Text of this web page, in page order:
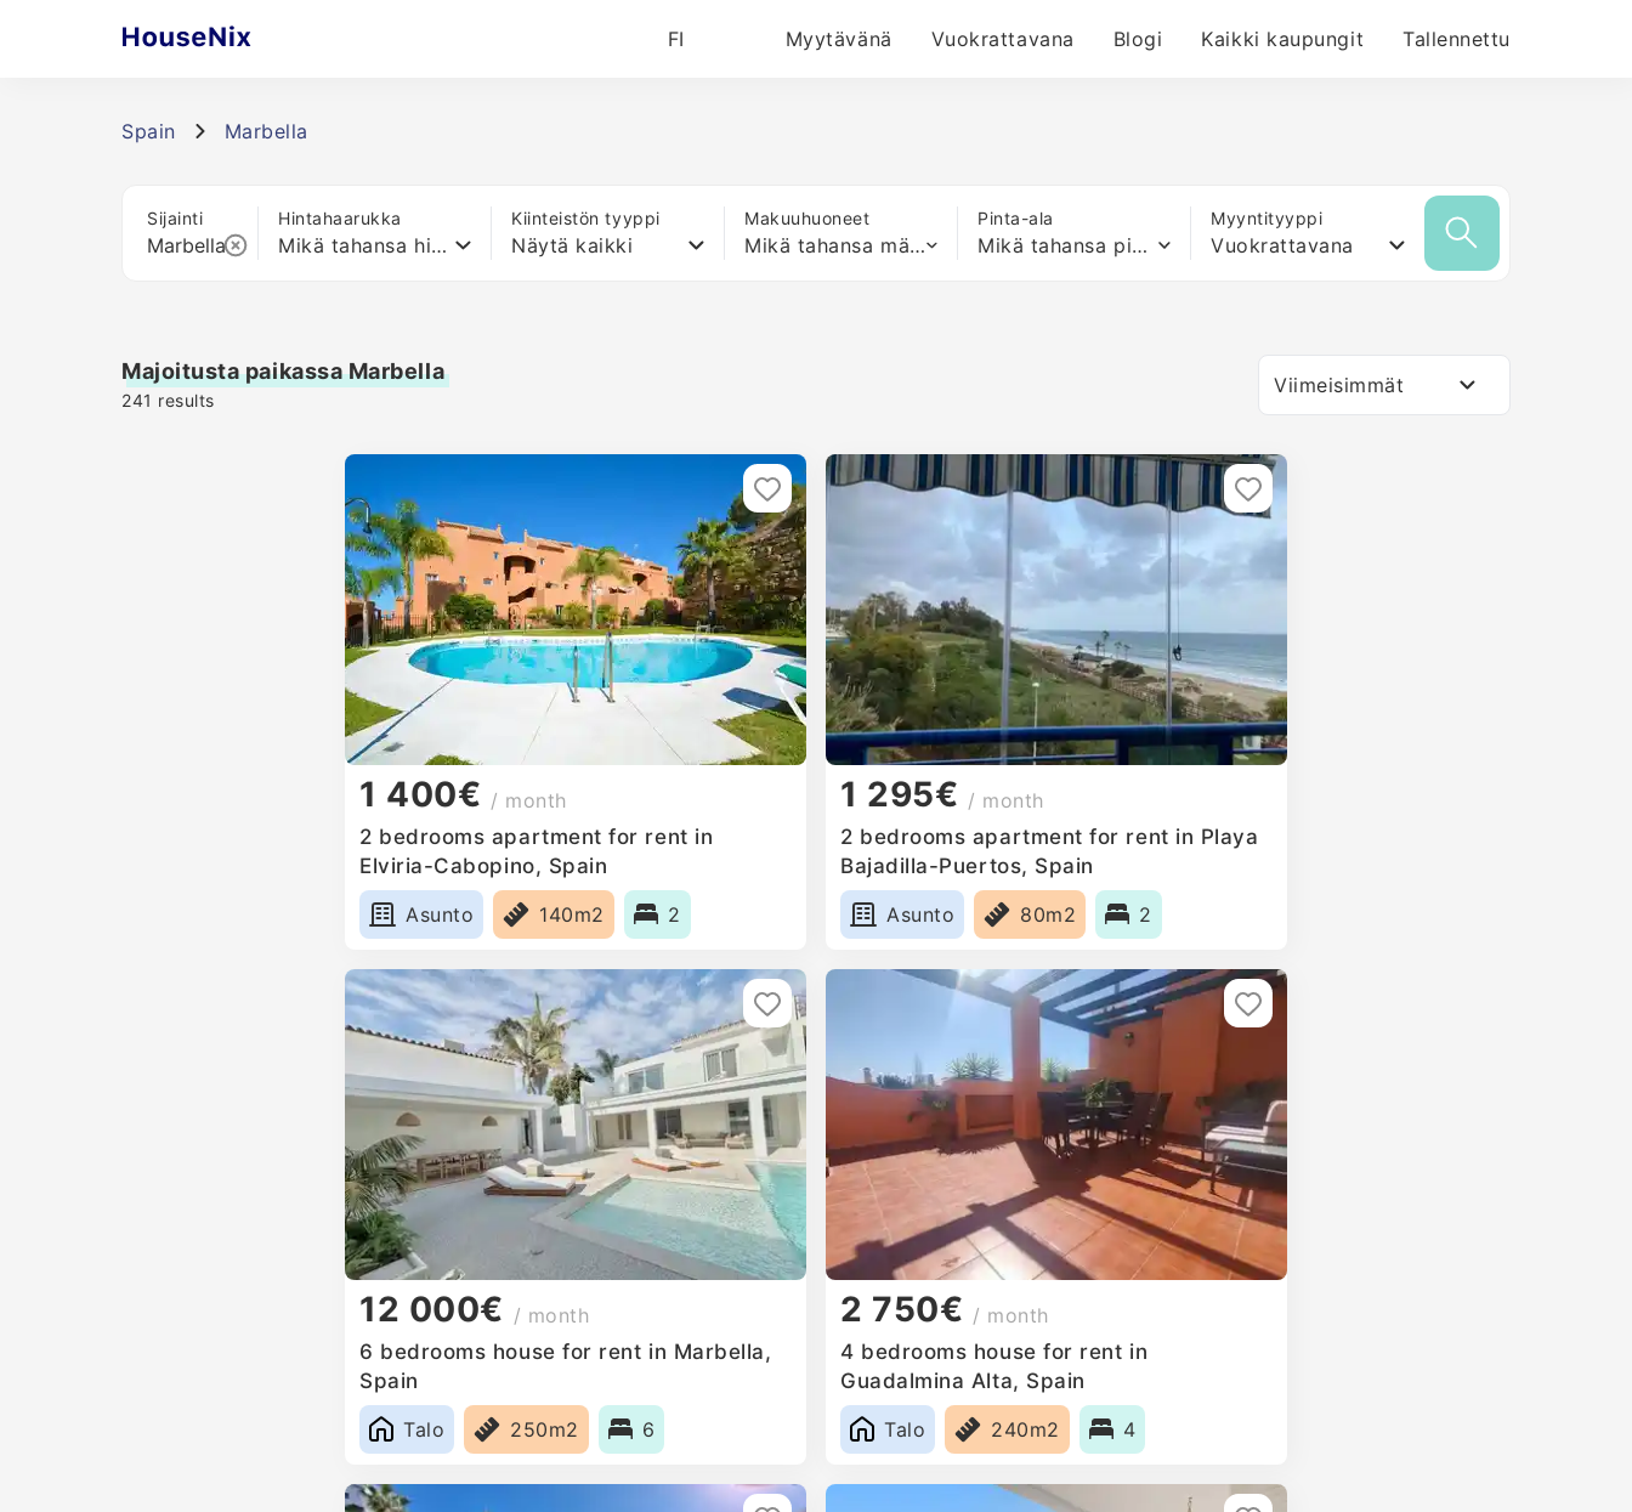
FI Myytävänä Vuokrattavana Blogi Kaikki kaupungit Tallennettu
Spain Marbella
Sijainti Hintahaarukka
Mikä tahansa hinta
Kiinteistön tyyppi
Näytä kaikki
Makuuhuoneet
Mikä tahansa määrä sänkyjä
Pinta-ala
Mikä tahansa pinta-ala
Myyntityyppi
Vuokrattavana
Majoitusta paikassa Marbella
241 results
Viimeisimmät
1 400€ / month
2 bedrooms apartment for rent in
Elviria-Cabopino, Spain
Asunto
140m2 2
1 295€ / month
2 bedrooms apartment for rent in Playa
Bajadilla-Puertos, Spain
Asunto
80m2 2
12 000€ / month
6 bedrooms house for rent in Marbella,
Spain
Talo
250m2 6
2 750€ / month
4 bedrooms house for rent in
Guadalmina Alta, Spain
Talo
240m2 4